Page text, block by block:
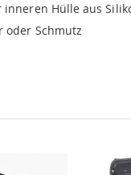
inneren Hülle aus
oder Schmutz